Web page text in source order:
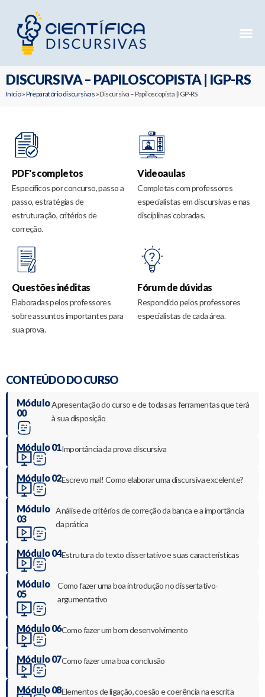
DISCURSIVA – PAPILOSCOPISTA | IGP-RS
Início»Preparatório discursivas »Discursiva – Papiloscopista | IGP-RS
PDF's completos
Específicos por concurso, passo a
passo, estratégias de
estruturação, critérios de
correção.
Videoaulas
Completas com professores
especialistas em discursivas e nas
disciplinas cobradas.
Questões inéditas
Elaboradas pelos professores
sobre assuntos importantes para
sua prova.
Fórum de dúvidas
Respondido pelos professores
especialistas de cada área.
CONTEÚDO DO CURSO
Módulo
00
Apresentação do curso e de todas as ferramentas que terá
à sua disposição
Módulo 01Importância da prova discursiva
Módulo 02Escrevo mal! Como elaborar uma discursiva excelente?
Módulo
03
Análise de critérios de correção da banca e a importância
da prática
Módulo 04Estrutura do texto dissertativo e suas características
Módulo
05
Como fazer uma boa introdução no dissertativo-
argumentativo
Módulo 06Como fazer um bom desenvolvimento
Módulo 07Como fazer uma boa conclusão
Módulo 08Elementos de ligação, coesão e coerência na escrita